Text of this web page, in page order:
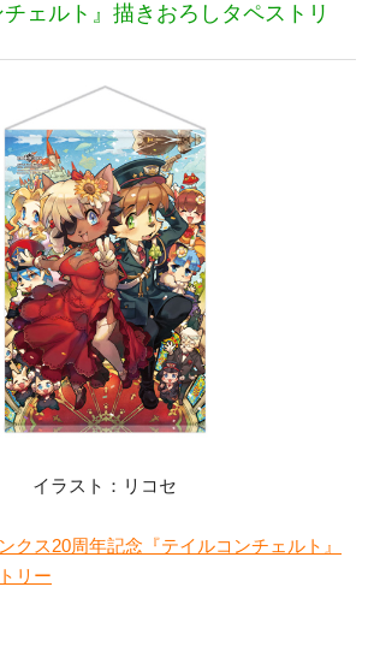
チェルト』描きおろしタペストリ
イラスト：リコセ
クス20周年記念『テイルコンチェルト』
リー